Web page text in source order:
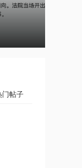
门帖子